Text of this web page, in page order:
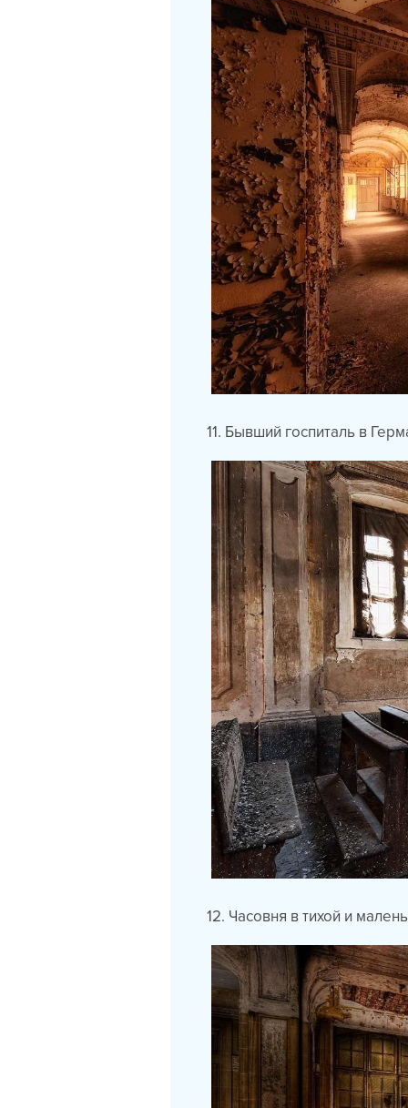
11. Бывший госпиталь в
12. Часовня в тихой и